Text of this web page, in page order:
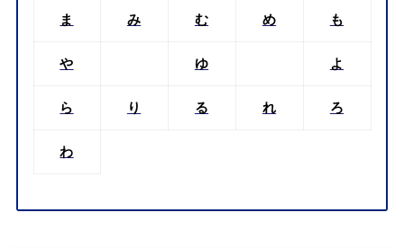
ま み む め も
や ゆ よ
ら り る れ ろ
わ